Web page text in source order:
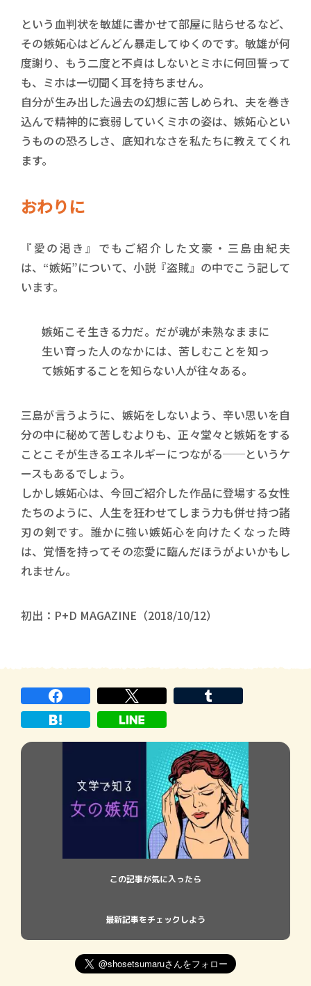
という血判状を敏雄に書かせて部屋に貼らせるなど、
その嫉妬心はどんどん暴走してゆくのです。敏雄が何
度謝り、もう二度と不貞はしないとミホに何回誓って
も、ミホは一切聞く耳を持ちません。
自分が生み出した過去の幻想に苦しめられ、夫を巻き
込んで精神的に衰弱していくミホの姿は、嫉妬心とい
うものの恐ろしさ、底知れなさを私たちに教えてくれ
ます。
おわりに
『愛の渇き』でもご紹介した文豪・三島由紀夫
は、“嫉妬”について、小説『盗賊』の中でこう記して
います。
嫉妬こそ生きる力だ。だが魂が未熟なままに
生い育った人のなかには、苦しむことを知っ
て嫉妬することを知らない人が往々ある。
三島が言うように、嫉妬をしないよう、辛い思いを自
分の中に秘めて苦しむよりも、正々堂々と嫉妬をする
ことこそが生きるエネルギーにつながる──というケ
ースもあるでしょう。
しかし嫉妬心は、今回ご紹介した作品に登場する女性
たちのように、人生を狂わせてしまう力も併せ持つ諸
刃の剣です。誰かに強い嫉妬心を向けたくなった時
は、覚悟を持ってその恋愛に臨んだほうがよいかもし
れません。
初出：P+D MAGAZINE（2018/10/12）
この記事が気に入ったら
最新記事をチェックしよう